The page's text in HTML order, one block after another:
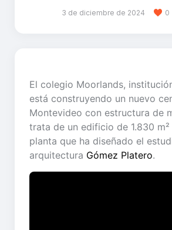
3 de diciembre de 2024 0
El colegio Moorlands,
está construyendo un nuevo
Montevideo con estructura de
trata de un edificio de 1.830 m²
planta que ha diseñado el
arquitectura Gómez Platero.